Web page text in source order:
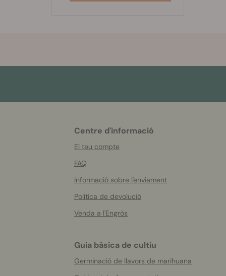
Centre d'informació
El teu compte
FAQ
Informació sobre l'enviament
Política de devolució
Venda a l'Engròs
Guia bàsica de cultiu
Germinació de llavors de marihuana